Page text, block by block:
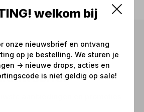
welkom bij
onze nieuwsbrief en ontvang
op je bestelling. We sturen je
-> nieuwe drops, acties en
is niet geldig op sale!
aan voor onze